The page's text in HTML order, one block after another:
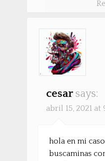
cesar says:
abril 15, 2021 at
hola en mi
buscaminas